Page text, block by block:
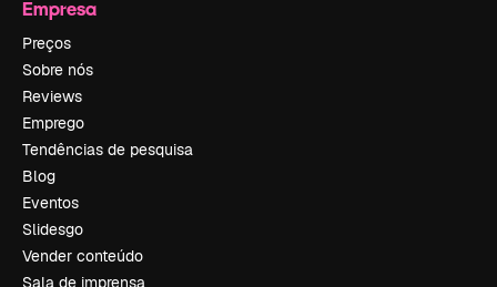
Empresa
Preços
Sobre nós
Reviews
Emprego
Tendências de pesquisa
Blog
Eventos
Slidesgo
Vender conteúdo
Sala de imprensa